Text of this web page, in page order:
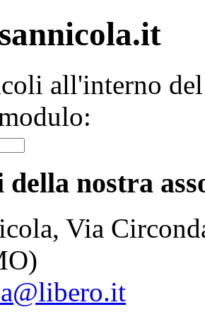
all'interno
nostra
Via